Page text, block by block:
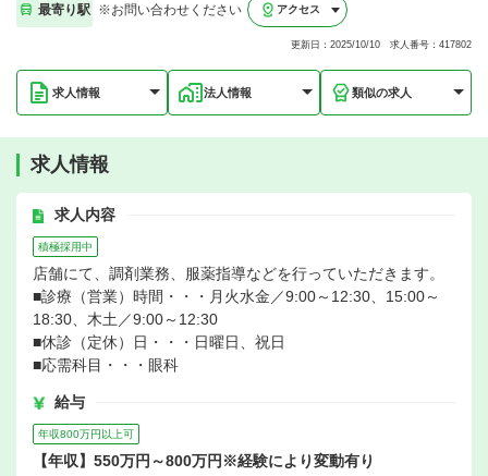
最寄り駅 ※お問い合わせください アクセス
更新日：2025/10/10 求人番号：417802
求人情報 法人情報 類似の求人
求人情報
求人内容
積極採用中
店舗にて、調剤業務、服薬指導などを行っていただきます。
■診療（営業）時間・・・月火水金／9:00～12:30、15:00～
18:30、木土／9:00～12:30
■休診（定休）日・・・日曜日、祝日
■応需科目・・・眼科
給与
年収800万円以上可
【年収】550万円～800万円※経験により変動有り